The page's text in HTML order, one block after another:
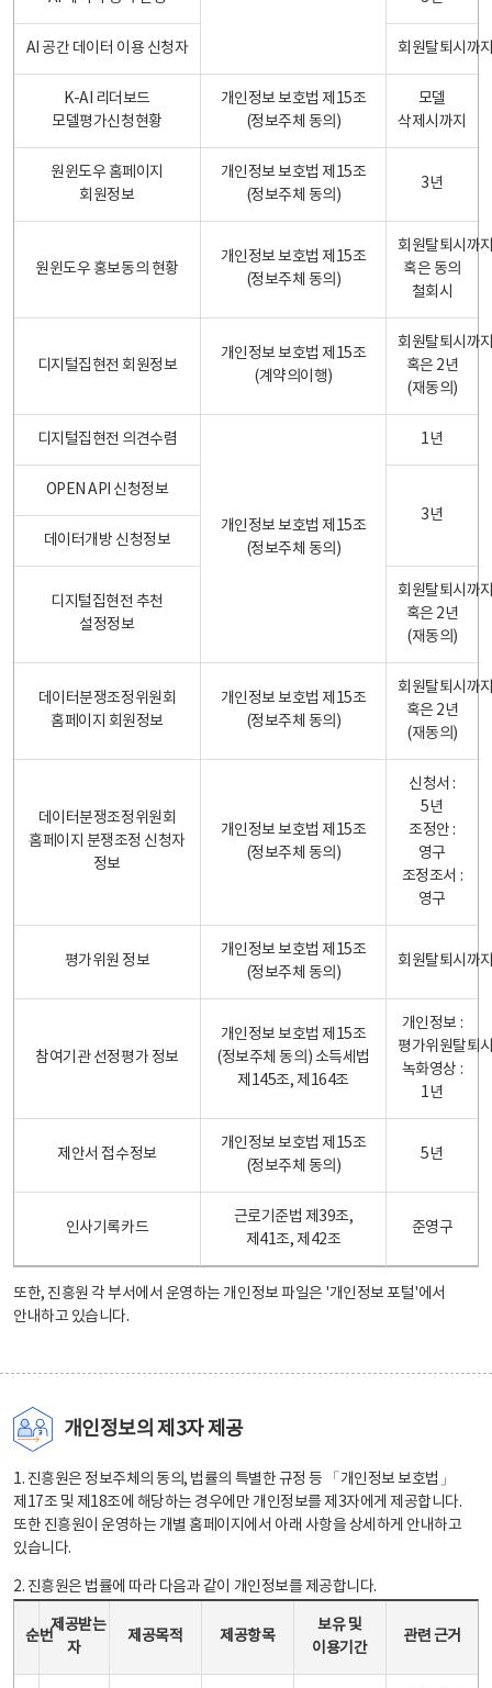
AI 공간 데이터 이용 신청자 회원탈퇴시까
K-AI 리더보드
모델평가신청현황
개인정보 보호법 제15조
(정보주체 동의)
모델
삭제시까지
원윈도우 홈페이지
회원정보
개인정보 보호법 제15조
(정보주체 동의)
3년
원윈도우 홍보동의 현황
개인정보 보호법 제15조
(정보주체 동의)
회원탈퇴시까
혹은 동의
철회시
디지털집현전 회원정보
개인정보 보호법 제15조
(계약의이행)
회원탈퇴시까
혹은 2년
(재동의)
디지털집현전 의견수렴
개인정보 보호법 제15조
(정보주체 동의)
1년
OPEN API 신청정보
3년
데이터개방 신청정보
디지털집현전 추천
설정정보
회원탈퇴시까
혹은 2년
(재동의)
데이터분쟁조정위원회
홈페이지 회원정보
개인정보 보호법 제15조
(정보주체 동의)
회원탈퇴시까
혹은 2년
(재동의)
데이터분쟁조정위원회
홈페이지 분쟁조정 신청자
정보
개인정보 보호법 제15조
(정보주체 동의)
신청서 :
5년
조정안 :
영구
조정조서 :
영구
평가위원 정보
개인정보 보호법 제15조
(정보주체 동의)
회원탈퇴시까
참여기관 선정평가 정보
개인정보 보호법 제15조
(정보주체 동의) 소득세법
제145조, 제164조
개인정보 :
평가위원탈퇴
녹화영상 :
1년
제안서 접수정보
개인정보 보호법 제15조
(정보주체 동의)
5년
인사기록카드
근로기준법 제39조,
제41조, 제42조
준영구
또한, 진흥원 각 부서에서 운영하는 개인정보 파일은 '개인정보 포털'에서
안내하고 있습니다.
개인정보의 제3자 제공
1. 진흥원은 정보주체의 동의, 법률의 특별한 규정 등 「개인정보 보호법」
제17조 및 제18조에 해당하는 경우에만 개인정보를 제3자에게 제공합니다.
또한 진흥원이 운영하는 개별 홈페이지에서 아래 사항을 상세하게 안내하고
있습니다.
2. 진흥원은 법률에 따라 다음과 같이 개인정보를 제공합니다.
순번
제공받는
자
제공목적 제공항목
보유 및
이용기간
관련 근거